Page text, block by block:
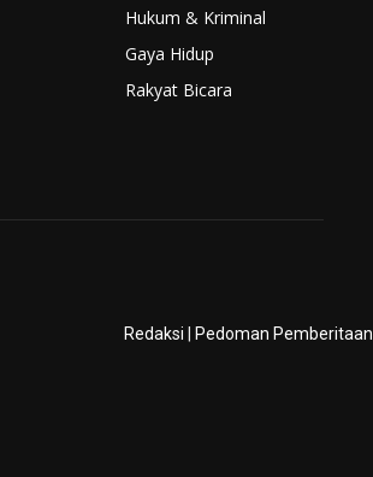
Hukum & Kriminal
Gaya Hidup
Rakyat Bicara
Redaksi Pedoman Pemberitaan